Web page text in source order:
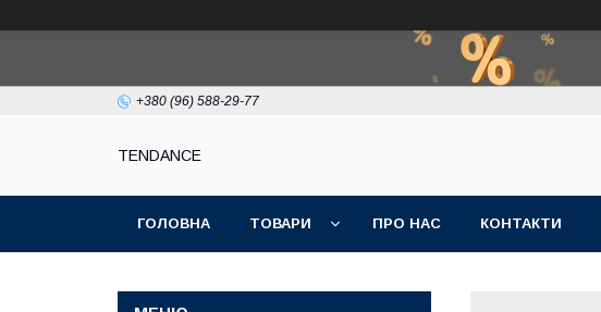
+380 (96) 588-29-77
TENDANCE
ГОЛОВНА ТОВАРИ ПРО НАС КОНТАКТИ